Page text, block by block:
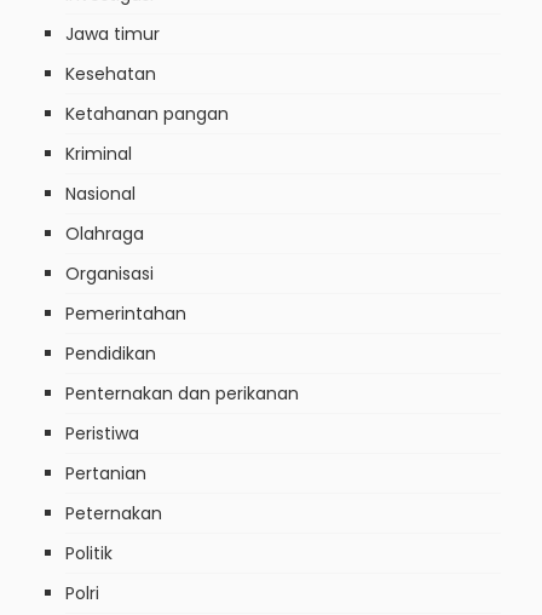
Jawa timur
Kesehatan
Ketahanan pangan
Kriminal
Nasional
Olahraga
Organisasi
Pemerintahan
Pendidikan
Penternakan dan perikanan
Peristiwa
Pertanian
Peternakan
Politik
Polri